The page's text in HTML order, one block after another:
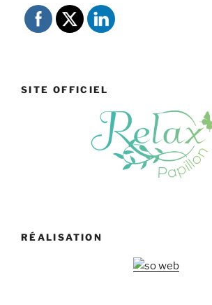
SITE OFFICIEL
RÉALISATION